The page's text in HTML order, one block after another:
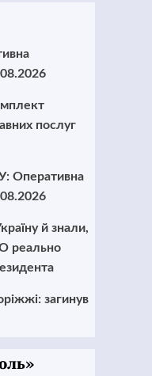
послуг
Оперативна
й знали,
реально
загинув